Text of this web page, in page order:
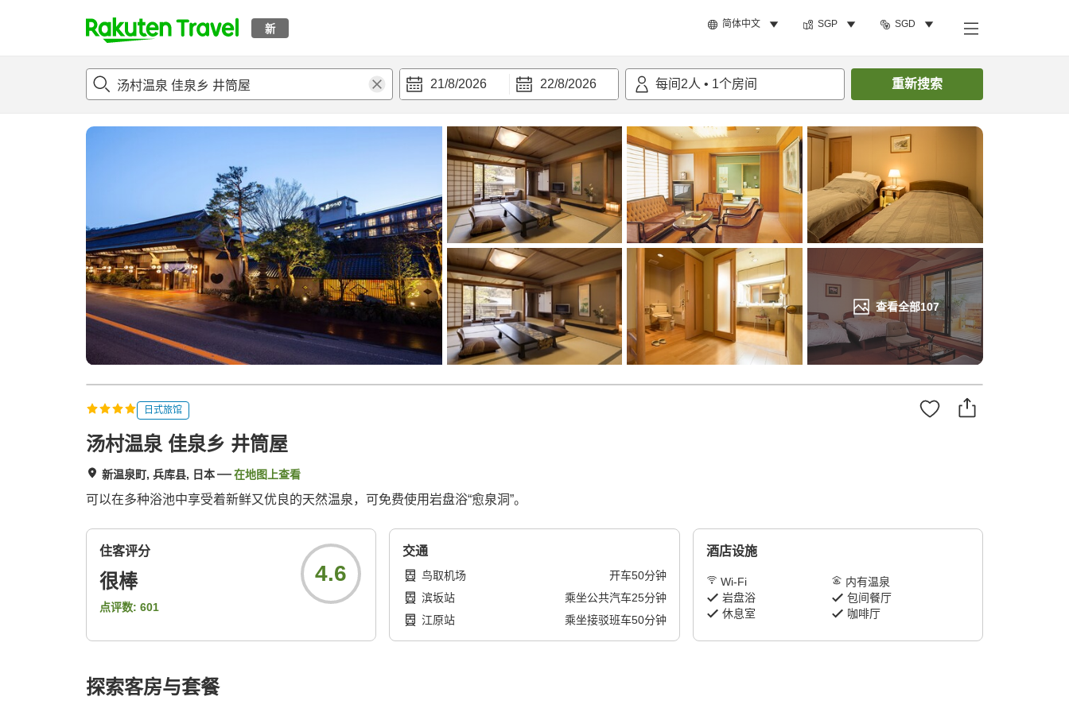
新 简体中文 SGP SGD
t
p
a
a
r
c
h
21/8/2026 22/8/2026 每间 2人 • 1个房间 重新搜索
查看全部107
概况 客房及住宿套餐评论 亮点设施 搜索客房
日式旅馆
汤村温泉 佳泉乡 井筒屋
新温泉町, 兵库县, 日本 在地图上查看
可以在多种浴池中享受着新鲜又优良的天然温泉，可免费使用岩盘浴“愈泉洞”。
住客评分
很棒
点评数: 601
4.6
交通
鸟取机场 开车50分钟
滨坂站
乘坐公共汽车25分钟
江原站
乘坐接驳班车50分钟
酒店设施
Wi-Fi
内有温泉
岩盘浴
包间餐厅
休息室
咖啡厅
探索客房与套餐